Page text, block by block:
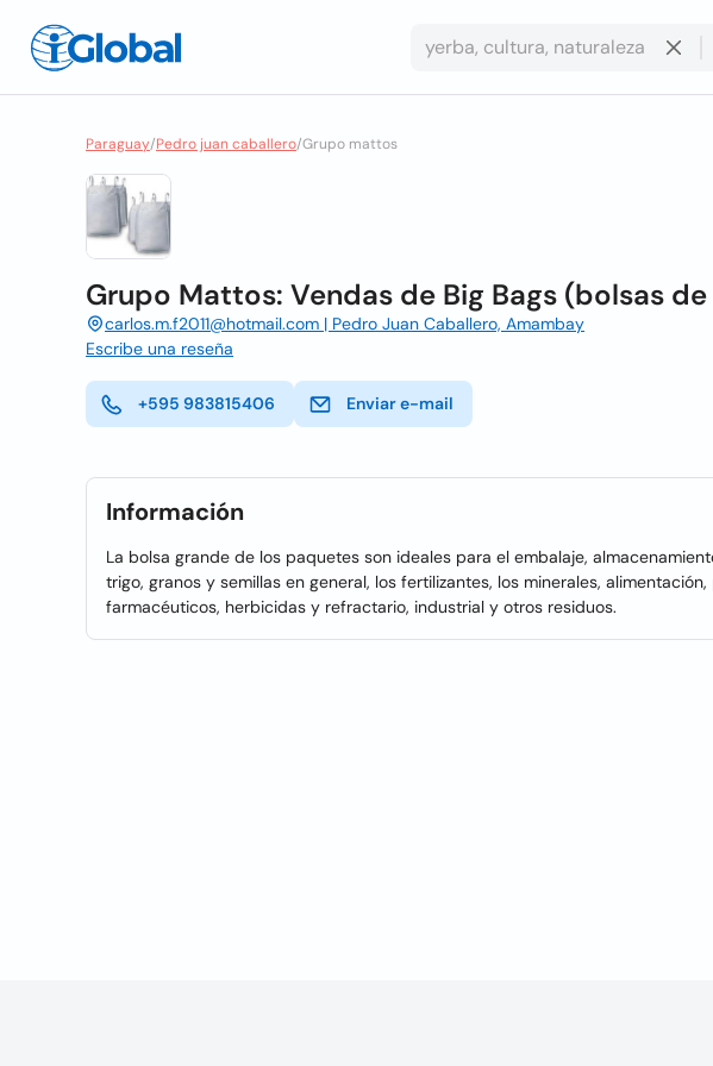
Paraguay/Pedro juan caballero/Grupo mattos
Grupo Mattos: Vendas de Big Bags (bolsas
carlos.m.f2011@hotmail.com | Pedro Juan Caballero, Amambay
Escribe una reseña
+595 983815406 Enviar e-mail
Información
La bolsa grande de los paquetes son ideales para el embalaje,
trigo, granos y semillas en general, los fertilizantes, los minerales,
farmacéuticos, herbicidas y refractario, industrial y otros residuos.